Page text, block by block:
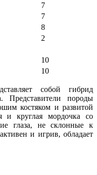
7
7
8
2
10
10
собой гибрид
Представители породы
костяком и развитой
и круглая мордочка со
глаза, не склонные к
и игрив, обладает